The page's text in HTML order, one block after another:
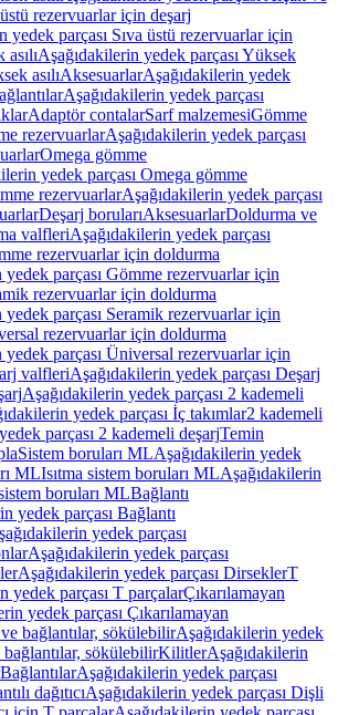
üstü rezervuarlar için deşarj
yedek parçası Sıva üstü rezervuarlar için
Aşağıdakilerin yedek parçası Yüksek
asılıAksesuarlarAşağıdakilerin yedek
Aşağıdakilerin yedek parçası
Adaptör contalarSarf malzemesiGömme
rezervuarlarAşağıdakilerin yedek parçası
Omega gömme
yedek parçası Omega gömme
rezervuarlarAşağıdakilerin yedek parçası
Deşarj borularıAksesuarlarDoldurma ve
valfleriAşağıdakilerin yedek parçası
rezervuarlar için doldurma
yedek parçası Gömme rezervuarlar için
rezervuarlar için doldurma
yedek parçası Seramik rezervuarlar için
rezervuarlar için doldurma
yedek parçası Üniversal rezervuarlar için
valfleriAşağıdakilerin yedek parçası Deşarj
Aşağıdakilerin yedek parçası 2 kademeli
yedek parçası İç takımlar2 kademeli
parçası 2 kademeli deşarjTemin
Sistem boruları MLAşağıdakilerin yedek
MLIsıtma sistem boruları MLAşağıdakilerin
boruları MLBağlantı
yedek parçası Bağlantı
yedek parçası
Aşağıdakilerin yedek parçası
Aşağıdakilerin yedek parçası DirseklerT
yedek parçası T parçalarÇıkarılamayan
yedek parçası Çıkarılamayan
bağlantılar, sökülebilirAşağıdakilerin yedek
sökülebilirKilitlerAşağıdakilerin
BağlantılarAşağıdakilerin yedek parçası
dağıtıcıAşağıdakilerin yedek parçası Dişli